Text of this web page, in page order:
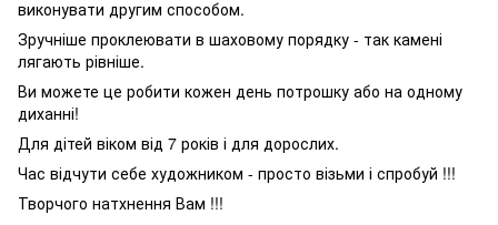
виконувати другим способом.
Зручніше проклеювати в шаховому порядку - так камені
лягають рівніше.
Ви можете це робити кожен день потрошку або на одному
диханні!
Для дітей віком від 7 років і для дорослих.
Час відчути себе художником - просто візьми і спробуй !!!
Творчого натхнення Вам !!!